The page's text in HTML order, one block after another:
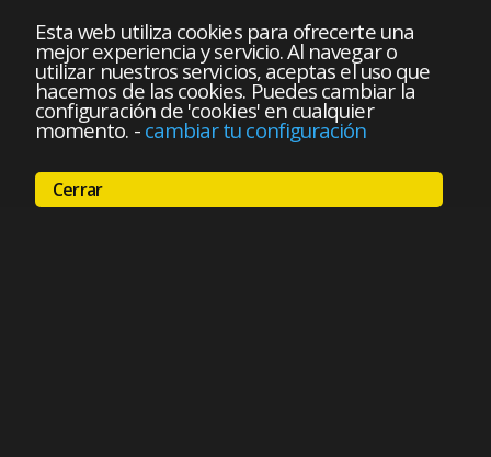
Esta web utiliza cookies para ofrecerte una
mejor experiencia y servicio. Al navegar o
utilizar nuestros servicios, aceptas el uso que
hacemos de las cookies. Puedes cambiar la
configuración de 'cookies' en cualquier
momento. - cambiar tu configuración
Cerrar